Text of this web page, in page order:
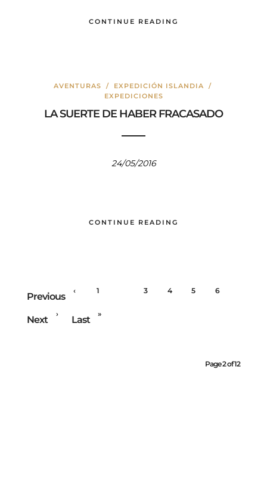
CONTINUE READING
AVENTURAS / EXPEDICIÓN ISLANDIA /
EXPEDICIONES
LA SUERTE DE HABER FRACASADO
24/05/2016
CONTINUE READING
Previous
‹ 1 3 4 5 6
Next
›
Last
»
Page 2 of 12